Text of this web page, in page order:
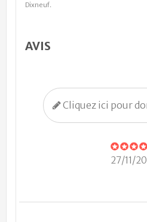
Dixneuf.
AVIS
Cliquez ici pour
27/11/